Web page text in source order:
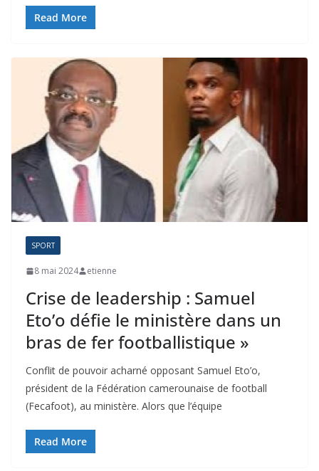
Read More
SPORT
8 mai 2024 etienne
Crise de leadership : Samuel
Eto’o défie le ministère dans un
bras de fer footballistique »
Conflit de pouvoir acharné opposant Samuel Eto’o,
président de la Fédération camerounaise de football
(Fecafoot), au ministère. Alors que l’équipe
Read More